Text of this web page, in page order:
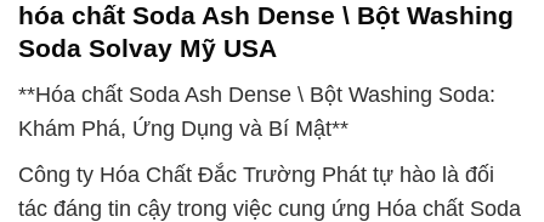
hóa chất Soda Ash Dense \ Bột Washing
Soda Solvay Mỹ USA
**Hóa chất Soda Ash Dense \ Bột Washing Soda:
Khám Phá, Ứng Dụng và Bí Mật**
Công ty Hóa Chất Đắc Trường Phát tự hào là đối
tác đáng tin cậy trong việc cung ứng Hóa chất Soda